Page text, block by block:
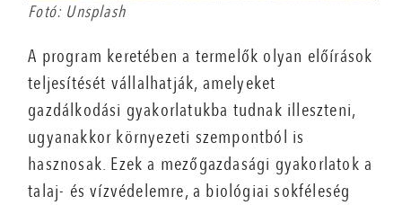
Fotó: Unsplash
A program keretében a termelők olyan előírások
teljesítését vállalhatják, amelyeket
gazdálkodási gyakorlatukba tudnak illeszteni,
ugyanakkor környezeti szempontból is
hasznosak. Ezek a mezőgazdasági gyakorlatok a
talaj- és vízvédelemre, a biológiai sokféleség